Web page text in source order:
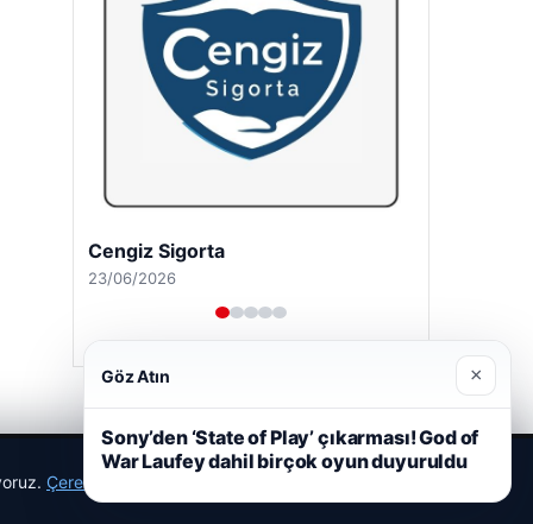
Cengiz Sigorta
23/06/2026
Çerez Politikamız
Göz Atın ×
Sony’den ‘State of Play’ çıkarması! God of
War Laufey dahil birçok oyun duyuruldu